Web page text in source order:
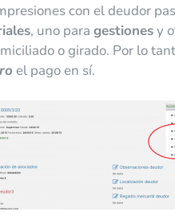
con el deudor
, uno para gestionesy
o girado. Por lo
el pago en sí.